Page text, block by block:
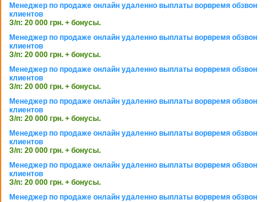
Менеджер по продаже онлайн удаленно выплаты ворвремя обзвон
клиентов
З/п: 20 000 грн. + бонусы.
Менеджер по продаже онлайн удаленно выплаты ворвремя обзвон
клиентов
З/п: 20 000 грн. + бонусы.
Менеджер по продаже онлайн удаленно выплаты ворвремя обзвон
клиентов
З/п: 20 000 грн. + бонусы.
Менеджер по продаже онлайн удаленно выплаты ворвремя обзвон
клиентов
З/п: 20 000 грн. + бонусы.
Менеджер по продаже онлайн удаленно выплаты ворвремя обзвон
клиентов
З/п: 20 000 грн. + бонусы.
Менеджер по продаже онлайн удаленно выплаты ворвремя обзвон
клиентов
З/п: 20 000 грн. + бонусы.
Менеджер по продаже онлайн удаленно выплаты ворвремя обзвон